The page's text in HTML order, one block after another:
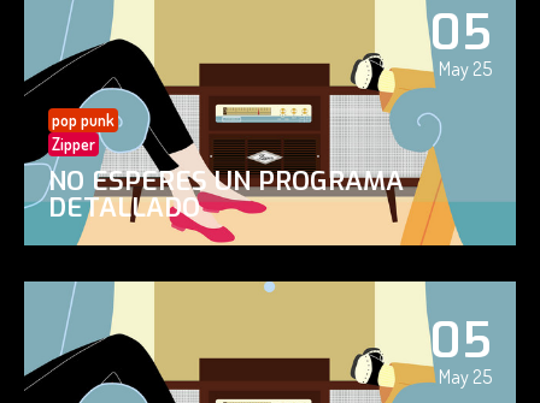
05
May 25
pop punk
Zipper
NO ESPERES UN PROGRAMA
DETALLADO
05
May 25